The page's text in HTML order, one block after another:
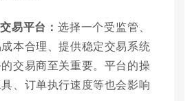
易平台：选择一个受监管、
本合理、提供稳定交易系统
交易商至关重要。平台的操
、订单执行速度等也会影响